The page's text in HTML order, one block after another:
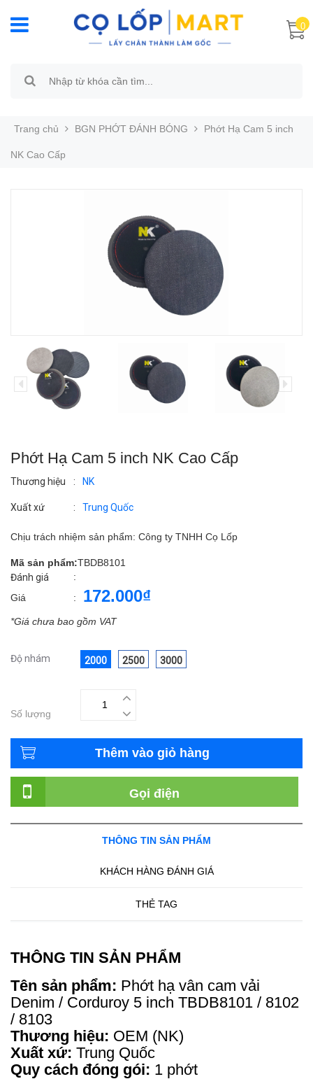
0
Trang chủ BGN PHỚT ĐÁNH BÓNG Phớt Hạ Cam 5 inch
NK Cao Cấp
Phớt Hạ Cam 5 inch NK Cao Cấp
Thương hiệu : NK
Xuất xứ : Trung Quốc
Chịu trách nhiệm sản phẩm: Công ty TNHH Cọ Lốp
Mã sản phẩm:TBDB8101
Đánh giá
:
Giá
: 172.000₫
*Giá chưa bao gồm VAT
Độ nhám 2000 2500 3000
Số lượng
Thêm vào giỏ hàng
Gọi điện
THÔNG TIN SẢN PHẨM
KHÁCH HÀNG ĐÁNH GIÁ
THẺ TAG
THÔNG TIN SẢN PHẨM
Tên sản phẩm: Phớt hạ vân cam vải
Denim / Corduroy 5 inch TBDB8101 / 8102
/ 8103
Thương hiệu: OEM (NK)
Xuất xứ: Trung Quốc
Quy cách đóng gói: 1 phớt